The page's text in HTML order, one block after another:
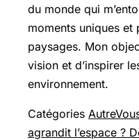
du monde qui
moments uniques et
paysages. Mon
vision et d’inspirer
environnement.
Catégories Autre
agrandit l’espace ?